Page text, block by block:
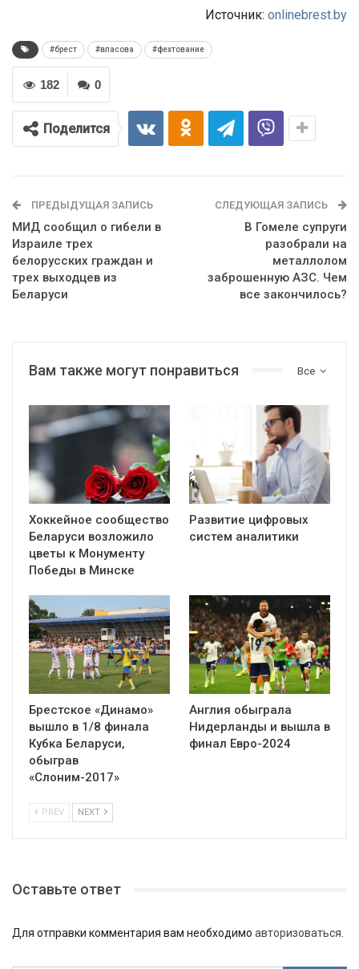
Источник: onlinebrest.by
#брест #власова #фехтование
0
182
Поделится
ПРЕДЫДУЩАЯ ЗАПИСЬ
МИД сообщил о гибели в
Израиле трех
белорусских граждан и
трех выходцев из
Беларуси
СЛЕДУЮЩАЯ ЗАПИСЬ
В Гомеле супруги
разобрали на
металлолом
заброшенную АЗС. Чем
все закончилось?
Все
Вам также могут понравиться
Хоккейное сообщество
Беларуси возложило
цветы к Монументу
Победы в Минске
Развитие цифровых
систем аналитики
Брестское «Динамо»
вышло в 1/8 финала
Кубка Беларуси,
обыграв
«Слоним-2017»
Англия обыграла
Нидерланды и вышла в
финал Евро-2024
PREV NEXT
Оставьте ответ
Для отправки комментария вам необходимо авторизоваться.